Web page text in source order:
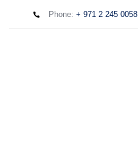
Phone: + 971 2 245 0058